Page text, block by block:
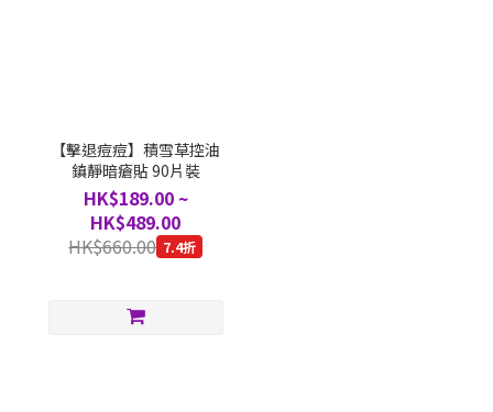
【擊退痘痘】積雪草控油
鎮靜暗瘡貼 90片裝
HK$189.00 ~
HK$489.00
HK$660.00 7.4折